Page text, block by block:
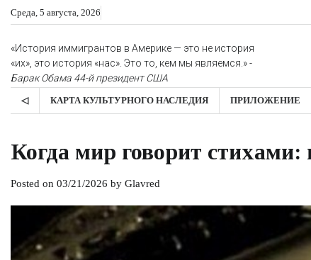
SkipСреда, 5 августа, 2026
«История иммигрантов в Америке — это не история
«их», это история «нас». Это то, кем мы являемся.» -
Барак Обама 44-й президент США
◁ КАРТА КУЛЬТУРНОГО НАСЛЕДИЯ ПРИЛОЖЕНИЕ
Когда мир говорит
Posted on 03/21/2026 by Glavred